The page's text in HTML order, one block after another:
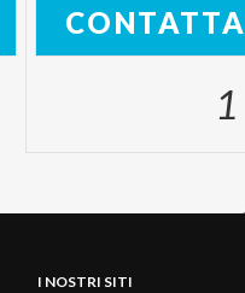
CONTATTA
1
I NOSTRI SITI